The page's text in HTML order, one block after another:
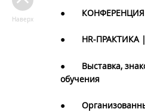
●
● HR-ПРАКТИКА
● Выставка,
обучения
●
Наверх